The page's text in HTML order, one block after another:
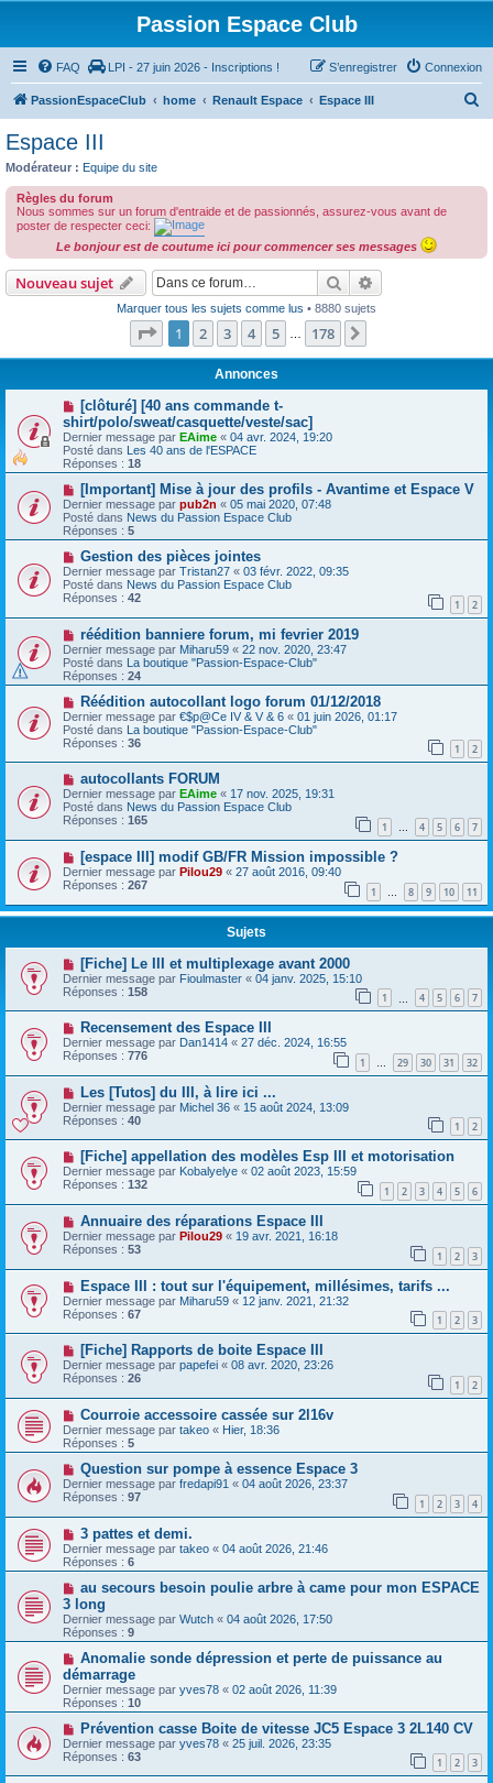
Passion Espace Club
FAQ LPI - 27 juin 2026 - Inscriptions ! Connexion
S’enregistrer
PassionEspaceClub home Renault Espace Espace III
c
Espace III
Modérateur : Equipe du site
Règles du forum
Nous sommes sur un forum d'entraide et de passionnés, assurez-vous avant de
poster de respecter ceci:
Le bonjour est de coutume ici pour commencer ses messages
Nouveau sujet Rechercher
Marquer tous les sujets comme lus • 8880 sujets
Page 1sur178
1 2 3 4 5 178
Annonces
[clôturé] [40 ans commande t-
shirt/polo/sweat/casquette/veste/sac]
Dernier message par EAime « 04 avr. 2024, 19:20
Posté dans Les 40 ans de l'ESPACE
Réponses : 18
[Important] Mise à jour des profils - Avantime et Espace V
Dernier message par pub2n « 05 mai 2020, 07:48
Posté dans News du Passion Espace Club
Réponses : 5
Gestion des pièces jointes
Dernier message par Tristan27 « 03 févr. 2022, 09:35
Posté dans News du Passion Espace Club
Réponses : 42 1 2
réédition banniere forum, mi fevrier 2019
Dernier message par Miharu59 « 22 nov. 2020, 23:47
Posté dans La boutique "Passion-Espace-Club"
Réponses : 24
Réédition autocollant logo forum 01/12/2018
Dernier message par €$p@Ce IV & V & 6 « 01 juin 2026, 01:17
Posté dans La boutique "Passion-Espace-Club"
Réponses : 36 1 2
autocollants FORUM
Dernier message par EAime « 17 nov. 2025, 19:31
Posté dans News du Passion Espace Club
Réponses : 165 1 … 4 5 6 7
[espace III] modif GB/FR Mission impossible ?
Dernier message par Pilou29 « 27 août 2016, 09:40
Réponses : 267 1 … 8 9 10 11
Sujets
[Fiche] Le III et multiplexage avant 2000
Dernier message par Fioulmaster « 04 janv. 2025, 15:10
Réponses : 158 1 4 5 6 7
Recensement des Espace III
Dernier message par Dan1414 « 27 déc. 2024, 16:55
Réponses : 776 1 … 29 30 31 32
Les [Tutos] du III, à lire ici ...
Dernier message par Michel 36 « 15 août 2024, 13:09
Réponses : 40 1 2
[Fiche] appellation des modèles Esp III et motorisation
Dernier message par Kobalyelye « 02 août 2023, 15:59
Réponses : 132 1 2 3 4 5 6
Annuaire des réparations Espace III
Dernier message par Pilou29 « 19 avr. 2021, 16:18
Réponses : 53 1 2 3
Espace III : tout sur l'équipement, millésimes, tarifs ...
Dernier message par Miharu59 « 12 janv. 2021, 21:32
Réponses : 67 1 2 3
[Fiche] Rapports de boite Espace III
Dernier message par papefei « 08 avr. 2020, 23:26
Réponses : 26 1 2
Courroie accessoire cassée sur 2l16v
Dernier message par takeo « Hier, 18:36
Réponses : 5
Question sur pompe à essence Espace 3
Dernier message par fredapi91 « 04 août 2026, 23:37
Réponses : 97 1 2 3 4
3 pattes et demi.
Dernier message par takeo « 04 août 2026, 21:46
Réponses : 6
au secours besoin poulie arbre à came pour mon ESPACE
3 long
Dernier message par Wutch « 04 août 2026, 17:50
Réponses : 9
Anomalie sonde dépression et perte de puissance au
démarrage
Dernier message par yves78 « 02 août 2026, 11:39
Réponses : 10
Prévention casse Boite de vitesse JC5 Espace 3 2L140 CV
Dernier message par yves78 « 25 juil. 2026, 23:35
Réponses : 63 1 2 3